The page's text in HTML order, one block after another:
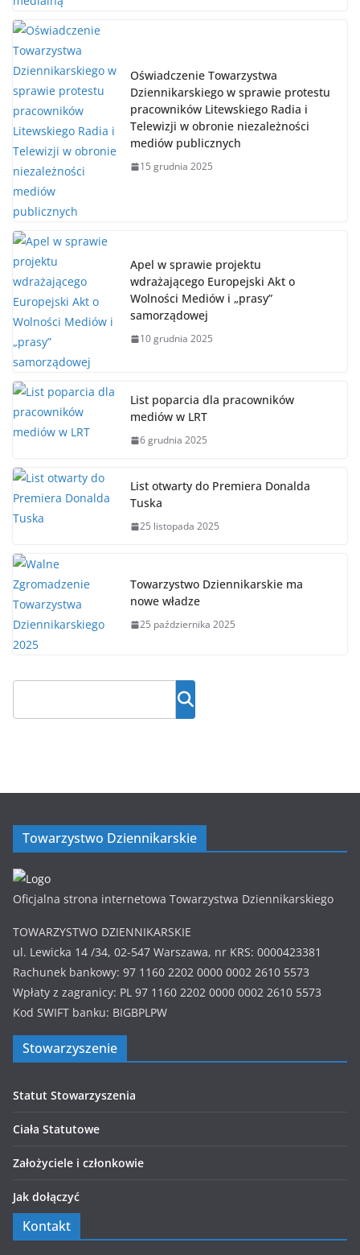
Oświadczenie Towarzystwa
Dziennikarskiego w sprawie protestu
pracowników Litewskiego Radia i
Telewizji w obronie niezależności
mediów publicznych
15 grudnia 2025
Apel w sprawie projektu
wdrażającego Europejski Akt o
Wolności Mediów i „prasy”
samorządowej
10 grudnia 2025
List poparcia dla pracowników
mediów w LRT
6 grudnia 2025
List otwarty do Premiera Donalda
Tuska
25 listopada 2025
Towarzystwo Dziennikarskie ma
nowe władze
25 października 2025
Towarzystwo Dziennikarskie
Oficjalna strona internetowa Towarzystwa Dziennikarskiego
TOWARZYSTWO DZIENNIKARSKIE
ul. Lewicka 14 /34, 02-547 Warszawa, nr KRS: 0000423381
Rachunek bankowy: 97 1160 2202 0000 0002 2610 5573
Wpłaty z zagranicy: PL 97 1160 2202 0000 0002 2610 5573
Kod SWIFT banku: BIGBPLPW
Stowarzyszenie
Statut Stowarzyszenia
Ciała Statutowe
Założyciele i członkowie
Jak dołączyć
Kontakt